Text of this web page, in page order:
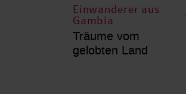
Einwanderer aus
Gambia
Träume vom
gelobten Land